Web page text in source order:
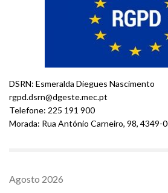
DSRN: Esmeralda Diegues Nascimento
rgpd.dsrn@dgeste.mec.pt
Telefone: 225 191 900
Morada: Rua António Carneiro, 98, 4349-
Agosto 2026